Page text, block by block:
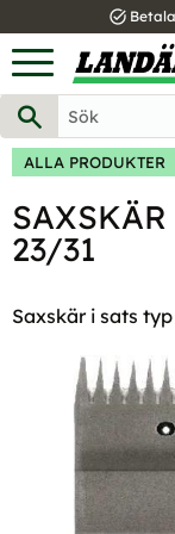
Meny
task_alt
ALLA PRODUKTER
23/31
Saxskär i sats